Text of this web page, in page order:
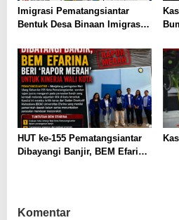
Imigrasi Pematangsiantar
Bentuk Desa Binaan Imigrasi
HUT ke-155 Pematangsiantar
Dibayangi Banjir, BEM Efarina
Komentar